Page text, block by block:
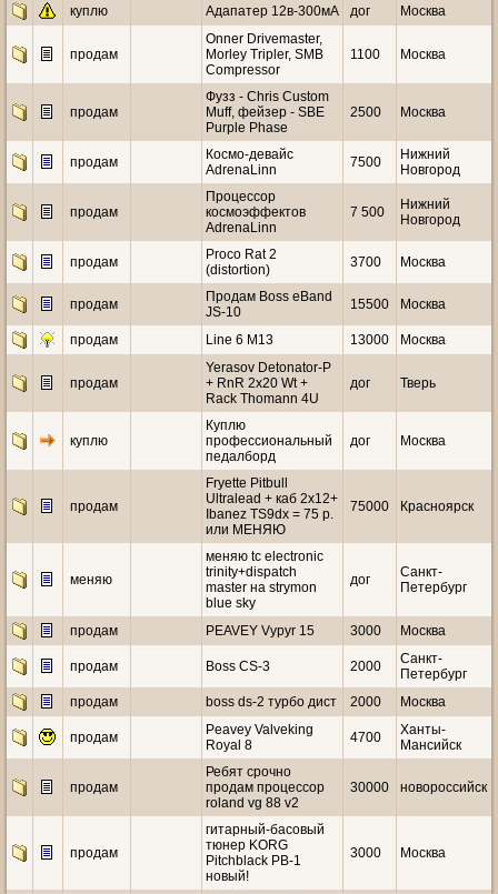
куплю Адапатер 12в-300мА дог Москва
продам
Onner Drivemaster,
Morley Tripler, SMB
Compressor
1100 Москва
продам
Фузз - Chris Custom
Muff, фейзер - SBE
Purple Phase
2500 Москва
продам
Космо-девайс
AdrenaLinn
7500
Нижний
Новгород
продам
Процессор
космоэффектов
AdrenaLinn
7 500
Нижний
Новгород
продам
Proco Rat 2
(distortion)
3700 Москва
продам
Продам Boss eBand
JS-10
15500 Москва
продам Line 6 M13 13000 Москва
продам
Yerasov Detonator-P
+ RnR 2x20 Wt +
Rack Thomann 4U
дог Тверь
куплю
Куплю
профессиональный
педалборд
дог Москва
продам
Fryette Pitbull
Ultralead + каб 2х12+
Ibanez TS9dx = 75 р.
или МЕНЯЮ
75000 Красноярск
меняю
меняю tc electronic
trinity+dispatch
master на strymon
blue sky
дог
Санкт-
Петербург
продам PEAVEY Vypyr 15 3000 Москва
продам Boss CS-3 2000
Санкт-
Петербург
продам
boss ds-2 турбо дист 2000 Москва
продам
Peavey Valveking
Royal 8
4700
Ханты-
Мансийск
продам
Ребят срочно
продам процессор
roland vg 88 v2
30000 новороссийск
продам
гитарный-басовый
тюнер KORG
Pitchblack PB-1
новый!
3000 Москва